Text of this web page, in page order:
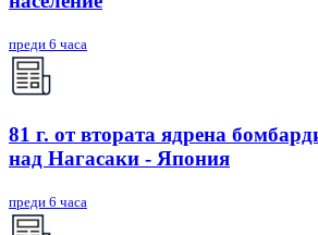
преди 6 часа
81 г. от втората ядрена
над Нагасаки - Япония
преди 6 часа